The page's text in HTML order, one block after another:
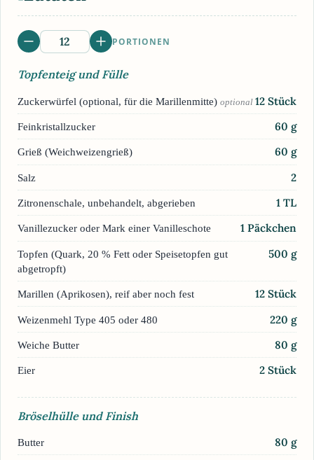
PORTIONEN
Topfenteig und Fülle
Zuckerwürfel (optional, für die Marillenmitte) optional 12 Stück
Feinkristallzucker 60 g
Grieß (Weichweizengrieß) 60 g
Salz 2
Zitronenschale, unbehandelt, abgerieben 1 TL
Vanillezucker oder Mark einer Vanilleschote 1 Päckchen
Topfen (Quark, 20 % Fett oder Speisetopfen gut
abgetropft)
500 g
Marillen (Aprikosen), reif aber noch fest 12 Stück
Weizenmehl Type 405 oder 480 220 g
Weiche Butter 80 g
Eier 2 Stück
Bröselhülle und Finish
Butter 80 g